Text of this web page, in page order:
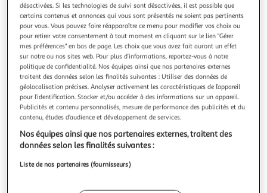
LILY COOK
Billes de cuisson silicone 150g gris
Matière : Silicone Matière : Silicone Système : Non concerné
Description : Utilisez ces billes de cuisson entièrement
réalisées en silicone pour cuire vos pâtes à blanc avant de
garnir, vous réussirez toutes vos recettes.
En savoir +
Vendu parParis Prix
Livr. ou retrait dès 3/4 jours
A partir de 7,99€
Plus d'options
Vendu parParis Prix
désactivées. Si les technologies de suivi sont désactivées, il est possible que
certains contenus et annonces qui vous sont présentés ne soient pas pertinents
pour vous. Vous pouvez faire réapparaître ce menu pour modifier vos choix ou
pour retirer votre consentement à tout moment en cliquant sur le lien "Gérer
mes préférences" en bas de page. Les choix que vous avez fait auront un effet
sur notre ou nos sites web. Pour plus d’informations, reportez-vous à notre
politique de confidentialité. Nos équipes ainsi que nos partenaires externes
traitent des données selon les finalités suivantes : Utiliser des données de
géolocalisation précises. Analyser activement les caractéristiques de l’appareil
pour l’identification. Stocker et/ou accéder à des informations sur un appareil.
Publicités et contenu personnalisés, mesure de performance des publicités et du
contenu, études d’audience et développement de services.
Nos équipes ainsi que nos partenaires externes, traitent des
données selon les finalités suivantes :
Liste de nos partenaires (fournisseurs)